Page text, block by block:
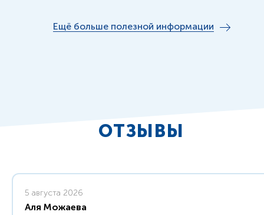
Ещё больше полезной информации
ОТЗЫВЫ
5 августа 2026
Аля Можаева